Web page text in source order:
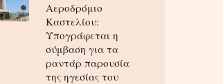
Αεροδρόμιο
Καστελίου:
Υπογράφεται η
σύμβαση για τα
ραντάρ παρουσία
της ηγεσίας του